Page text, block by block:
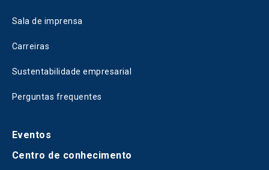
Sala de imprensa
Carreiras
Sustentabilidade empresarial
Perguntas frequentes
Eventos
Centro de conhecimento